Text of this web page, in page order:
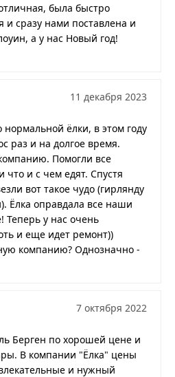
была быстро
и сразу нами поставлена и
а у нас Новый год!
11 декабря 2023
ёлки, в этом году
раз и на долгое время.
Помогли все
что и с чем едят. Спустя
вот такое чудо (гирлянду
Ёлка оправдала все наши
у нас очень
и еще идет ремонт))
компанию? Однозначно -
7 октября 2022
Берген по хорошей цене и
В компании "Ёлка" цены
и нужный